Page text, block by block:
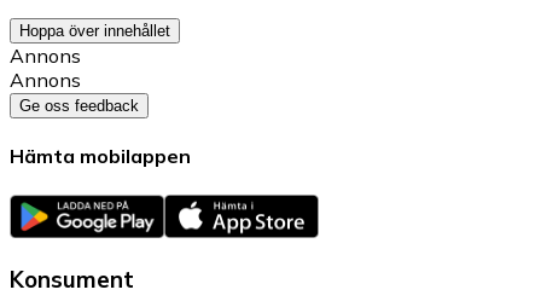
Hoppa över innehållet
Annons
Annons
Ge oss feedback
Hämta mobilappen
Konsument